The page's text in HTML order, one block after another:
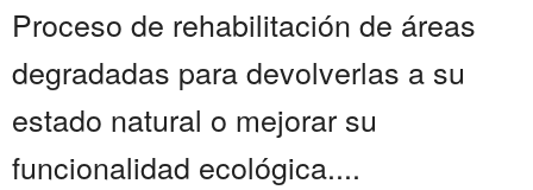
Proceso de rehabilitación de áreas
degradadas para devolverlas a su
estado natural o mejorar su
funcionalidad ecológica....